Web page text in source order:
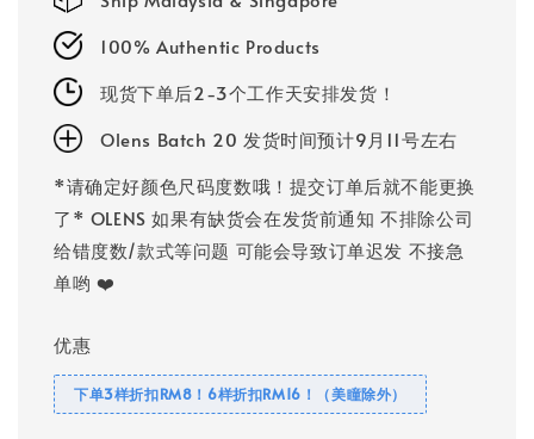
100% Authentic Products
现货下单后2-3个工作天安排发货！
Olens Batch 20 发货时间预计9月11号左右
*请确定好颜色尺码度数哦！提交订单后就不能更换
了* OLENS 如果有缺货会在发货前通知 不排除公司
给错度数/款式等问题 可能会导致订单迟发 不接急
单哟 ❤️
优惠
下单3样折扣RM8！6样折扣RM16！（美瞳除外）